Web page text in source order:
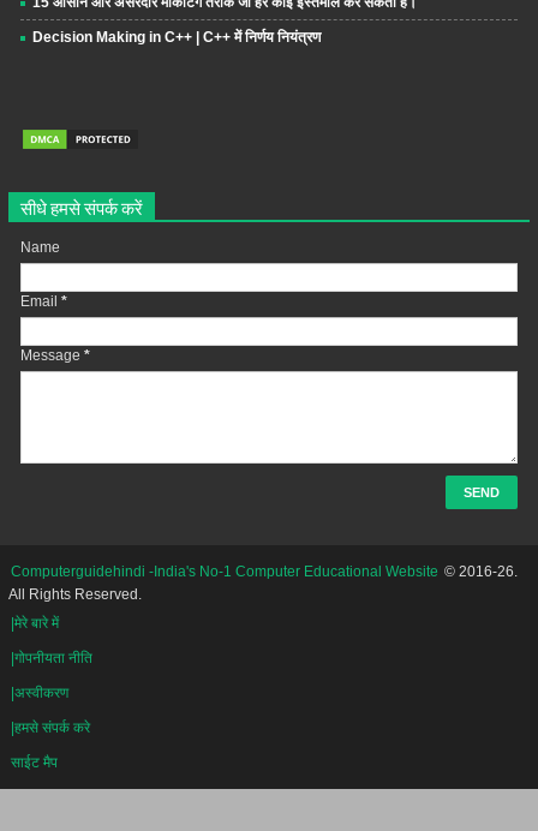
Decision Making in C++ | C++ में निर्णय नियंत्रण
सीधे हमसे संपर्क करें
Name
Email *
Message *
Computerguidehindi -India's No-1 Computer Educational Website © 2016-26.
All Rights Reserved.
|मेरे बारे में
|गोपनीयता नीति
|अस्वीकरण
|हमसे संपर्क करे
साईट मैप